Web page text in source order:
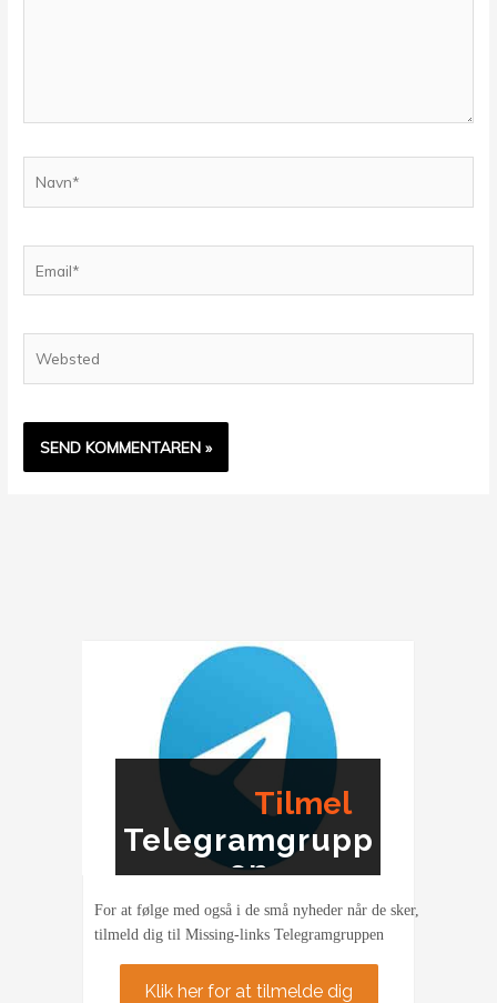
Tilmel
ding
Telegramgrupp
en
For at følge med også i de små nyheder når de sker,
tilmeld dig til Missing-links Telegramgruppen
Klik her for at tilmelde dig